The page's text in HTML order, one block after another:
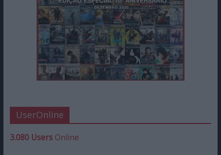
UserOnline
3.080 UsersOnline